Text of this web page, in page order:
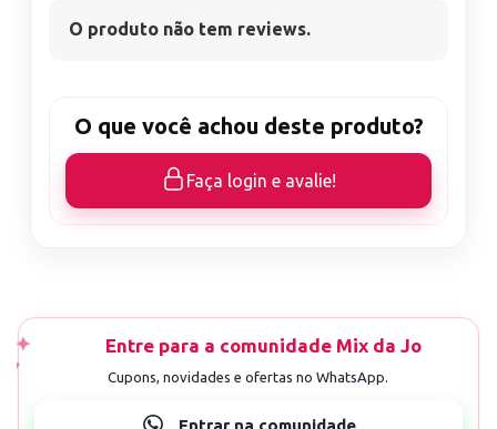
O produto não tem reviews.
O que você achou deste produto?
Faça login e avalie!